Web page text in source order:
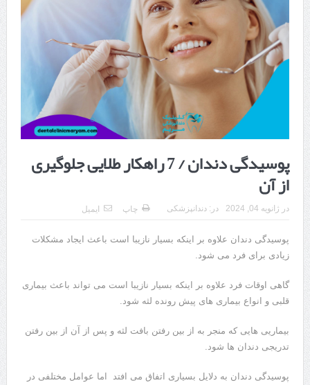
بررسی کنید
هزینه ایمپلنت دندان در ترکیه 1405 | قیمت، مزایا، معایب و مقایسه با
ایران
محصولات تراست؛ بهترین گزینه برای مراقبت از پوست
کلاس تیزهوشان برای چه دانش‌آموزانی ضروری‌تر است؟
7 سوئیت محبوب مشهد نزدیک حرم با غذا و نظر مسافران
درمان ترک های پوستی با لیزر در مشهد | لیزر فوتونا برای بهبود قطعی
طراحی در خدمت نظم؛ از قفسه ‌های یک‌ طرفه تا دو طرفه، روایت
هوشمندی در معماری فروشگاه
پوسیدگی دندان / 7 راهکار طلایی جلوگیری
از آن
در ژانویه 04, 2024 در: دندانپزشکی چاپ ایمیل
پوسیدگی دندان علاوه بر اینکه بسیار نازیبا است باعث ایجاد مشکلات
زیادی برای فرد می شود.
گاهی اوقات فرد علاوه بر اینکه بسیار نازیبا است می تواند باعث بیماری
قلبی و انواع بیماری های پیش رونده لثه شود.
بیماریی هایی که منجر به از بین رفتن بافت لثه و پس از آن از بین رفتن
تدریجی دندان ها شود.
پوسیدگی دندان به دلایل بسیاری اتفاق می افتد اما عوامل مختلفی در